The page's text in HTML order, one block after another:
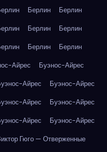
Берлин
Берлин
Берлин
Берлин
Берлин
Берлин
Айрес
Буэнос-Айрес
Айрес
Буэнос-Айрес
Айрес
Буэнос-Айрес
Айрес
Буэнос-Айрес
Гюго — Отверженные